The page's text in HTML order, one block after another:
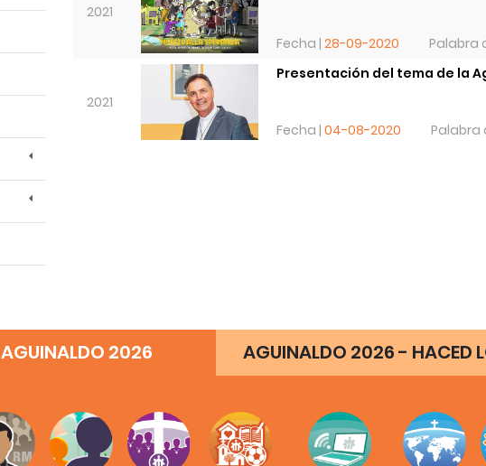
2021
Fecha | 28-09-2020 Palabra
2021
Presentación del tema de la
Fecha | 04-08-2020 Palabra
AGUINALDO 2026 AGUINALDO 2026 - HACED